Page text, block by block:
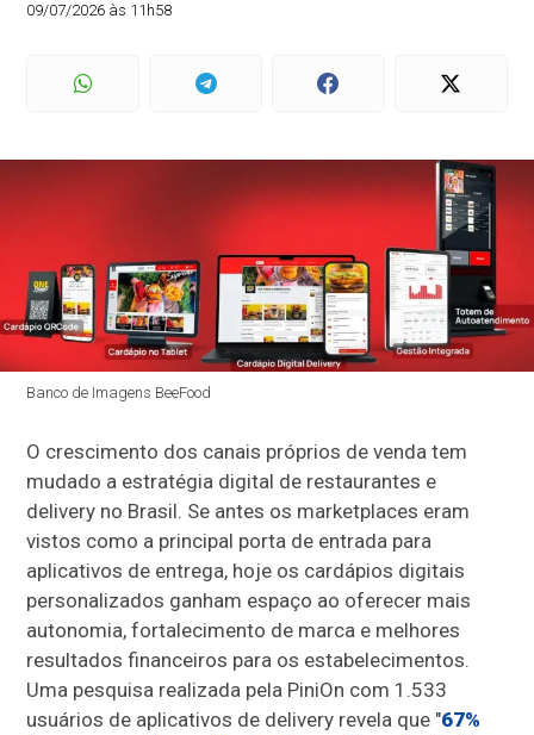
09/07/2026 às 11h58
Banco de Imagens BeeFood
O crescimento dos canais próprios de venda tem
mudado a estratégia digital de restaurantes e
delivery no Brasil. Se antes os marketplaces eram
vistos como a principal porta de entrada para
aplicativos de entrega, hoje os cardápios digitais
personalizados ganham espaço ao oferecer mais
autonomia, fortalecimento de marca e melhores
resultados financeiros para os estabelecimentos.
Uma pesquisa realizada pela PiniOn com 1.533
usuários de aplicativos de delivery revela que "67%